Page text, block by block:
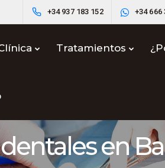
+34 937 183 152 +34 666
Tratamientos
en